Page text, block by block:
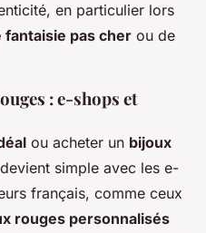
en particulier lors
fantaisie pas cher ou de
: e-shops et
ou acheter un bijoux
devient simple avec les e-
français, comme ceux
rouges personnalisés